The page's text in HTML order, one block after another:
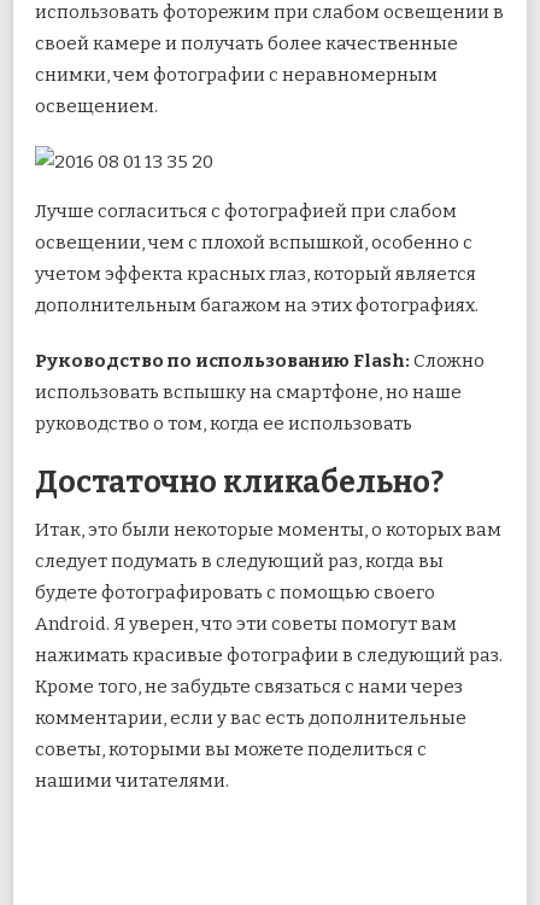
использовать фоторежим при слабом освещении в
своей камере и получать более качественные
снимки, чем фотографии с неравномерным
освещением.
Лучше согласиться с фотографией при слабом
освещении, чем с плохой вспышкой, особенно с
учетом эффекта красных глаз, который является
дополнительным багажом на этих фотографиях.
Руководство по использованию Flash: Сложно
использовать вспышку на смартфоне, но наше
руководство о том, когда ее использовать
Достаточно кликабельно?
Итак, это были некоторые моменты, о которых вам
следует подумать в следующий раз, когда вы
будете фотографировать с помощью своего
Android. Я уверен, что эти советы помогут вам
нажимать красивые фотографии в следующий раз.
Кроме того, не забудьте связаться с нами через
комментарии, если у вас есть дополнительные
советы, которыми вы можете поделиться с
нашими читателями.